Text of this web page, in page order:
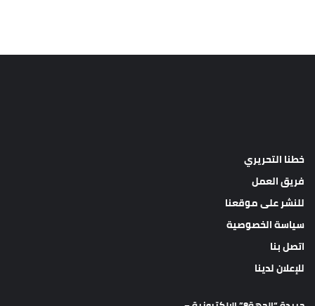
خطنا التحريري
فريق العمل
للنشر على موقعنا
سياسة الخصوصية
اتصل بنا
للإعلان لدينا